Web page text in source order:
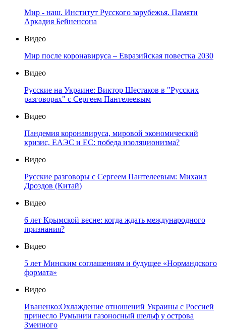
Мир - наш. Институт Русского зарубежья. Памяти
Аркадия Бейненсона
Видео
Мир после коронавируса – Евразийская повестка 2030
Видео
Русские на Украине: Виктор Шестаков в "Русских
разговорах" с Сергеем Пантелеевым
Видео
Пандемия коронавируса, мировой экономический
кризис, ЕАЭС и ЕС: победа изоляционизма?
Видео
Русские разговоры с Сергеем Пантелеевым: Михаил
Дроздов (Китай)
Видео
6 лет Крымской весне: когда ждать международного
признания?
Видео
5 лет Минским соглашениям и будущее «Нормандского
формата»
Видео
Иваненко:Охлаждение отношений Украины с Россией
принесло Румынии газоносный шельф у острова
Змеиного